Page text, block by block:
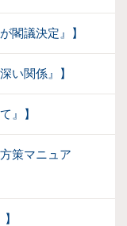
閣議決定』】
い関係』】
』】
策マニュア